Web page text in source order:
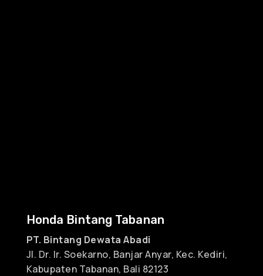
Honda Bintang Tabanan
PT. Bintang Dewata Abadi
Jl. Dr. Ir. Soekarno, Banjar Anyar, Kec. Kediri,
Kabupaten Tabanan, Bali 82123